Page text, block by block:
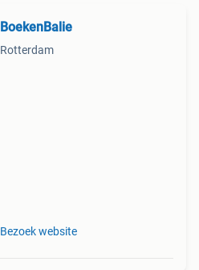
BoekenBalie
Rotterdam
Bezoek website